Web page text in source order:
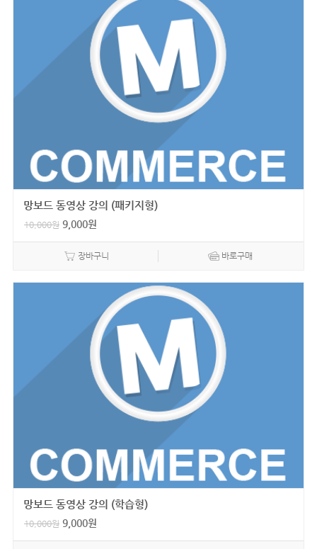
망보드 동영상 강의 (패키지형)
10,000원 9,000원
장바구니 바로구매
망보드 동영상 강의 (학습형)
10,000원 9,000원